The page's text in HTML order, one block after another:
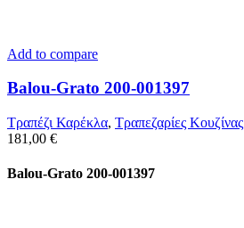
Add to compare
Balou-Grato 200-001397
Τραπέζι Καρέκλα, Τραπεζαρίες Κουζίνας
181,00 €
Balou-Grato 200-001397